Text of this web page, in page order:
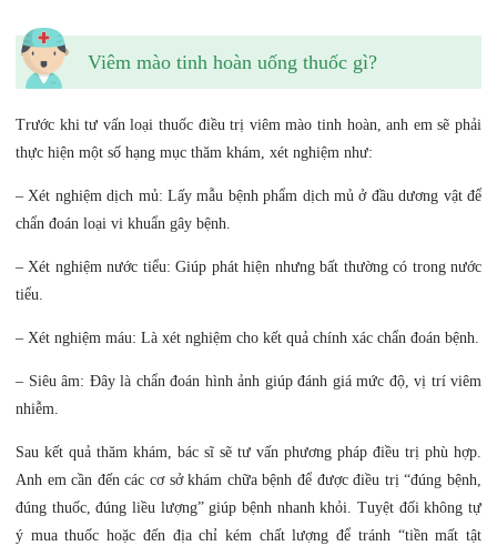
Viêm mào tinh hoàn uống thuốc gì?
Trước khi tư vấn loại thuốc điều trị viêm mào tinh hoàn, anh em sẽ phải
thực hiện một số hạng mục thăm khám, xét nghiệm như:
– Xét nghiệm dịch mủ: Lấy mẫu bệnh phẩm dịch mủ ở đầu dương vật để
chẩn đoán loại vi khuẩn gây bệnh.
– Xét nghiệm nước tiểu: Giúp phát hiện nhưng bất thường có trong nước
tiểu.
– Xét nghiệm máu: Là xét nghiệm cho kết quả chính xác chẩn đoán bệnh.
– Siêu âm: Đây là chẩn đoán hình ảnh giúp đánh giá mức độ, vị trí viêm
nhiễm.
Sau kết quả thăm khám, bác sĩ sẽ tư vấn phương pháp điều trị phù hợp.
Anh em cần đến các cơ sở khám chữa bệnh để được điều trị “đúng bệnh,
đúng thuốc, đúng liều lượng” giúp bệnh nhanh khỏi. Tuyệt đối không tự
ý mua thuốc hoặc đến địa chỉ kém chất lượng để tránh “tiền mất tật